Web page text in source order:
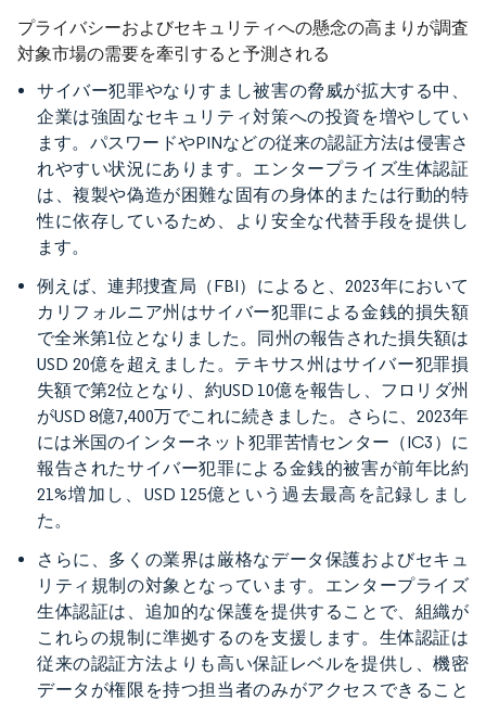
プライバシーおよびセキュリティへの懸念の高まりが調査
対象市場の需要を牽引すると予測される
サイバー犯罪やなりすまし被害の脅威が拡大する中、
企業は強固なセキュリティ対策への投資を増やしてい
ます。パスワードやPINなどの従来の認証方法は侵害さ
れやすい状況にあります。エンタープライズ生体認証
は、複製や偽造が困難な固有の身体的または行動的特
性に依存しているため、より安全な代替手段を提供し
ます。
例えば、連邦捜査局（FBI）によると、2023年において
カリフォルニア州はサイバー犯罪による金銭的損失額
で全米第1位となりました。同州の報告された損失額は
USD 20億を超えました。テキサス州はサイバー犯罪損
失額で第2位となり、約USD 10億を報告し、フロリダ州
がUSD 8億7,400万でこれに続きました。さらに、2023年
には米国のインターネット犯罪苦情センター（IC3）に
報告されたサイバー犯罪による金銭的被害が前年比約
21%増加し、USD 125億という過去最高を記録しまし
た。
さらに、多くの業界は厳格なデータ保護およびセキュ
リティ規制の対象となっています。エンタープライズ
生体認証は、追加的な保護を提供することで、組織が
これらの規制に準拠するのを支援します。生体認証は
従来の認証方法よりも高い保証レベルを提供し、機密
データが権限を持つ担当者のみがアクセスできること